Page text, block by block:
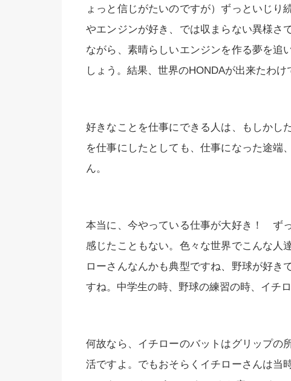
ょっと信じがたいのですが）ずっといじり
やエンジンが好き、では収まらない異様さ
ながら、素晴らしいエンジンを作る夢を追
しょう。結果、世界のHONDAが出来たわけ
好きなことを仕事にできる人は、もしかし
を仕事にしたとしても、仕事になった途端
ん。
本当に、今やっている仕事が大好き！ ず
感じたこともない。色々な世界でこんな人
ローさんなんかも典型ですね、野球が好き
すね。中学生の時、野球の練習の時、イチ
何故なら、イチローのバットはグリップの
活ですよ。でもおそらくイチローさんは当